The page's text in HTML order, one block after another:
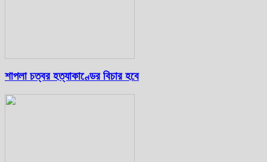
শাপলা চত্বর হত্যাকাণ্ডের বিচার হবে